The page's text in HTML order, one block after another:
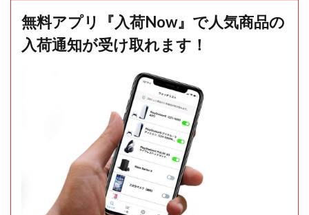
無料アプリ『入荷Now』で人気商品の
入荷通知が受け取れます！